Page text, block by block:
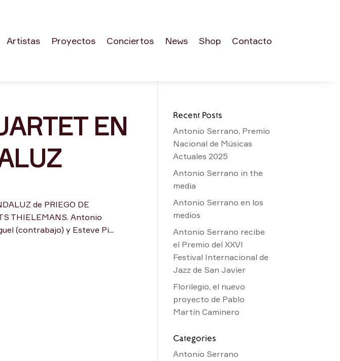
Artistas Proyectos Conciertos News Shop Contacto
EN
de PRIEGO DE
THIELEMANS. Antonio
(contrabajo) y Esteve Pi...
Recent Posts
Antonio Serrano, Premio
Nacional de Músicas
Actuales 2025
Antonio Serrano in the
media
Antonio Serrano en los
medios
Antonio Serrano recibe
el Premio del XXVI
Festival Internacional de
Jazz de San Javier
Florilegio, el nuevo
proyecto de Pablo
Martín Caminero
Categories
Antonio Serrano